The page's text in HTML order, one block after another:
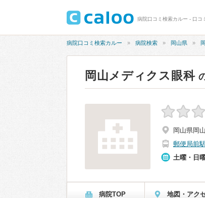
病院口コミ検索カルー - 口コ
病院口コミ検索カルー 病院検索 岡山県
岡山メディクス眼科
岡山県岡
郵便局前駅
土曜・日
病院TOP 地図・アク